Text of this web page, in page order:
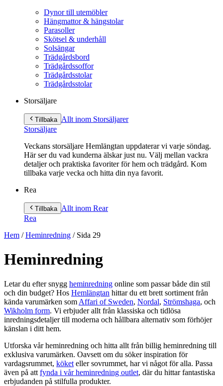
Dynor till utemöbler
Hängmattor & hängstolar
Parasoller
Skötsel & underhåll
Solsängar
Trädgårdsbord
Trädgårdssoffor
Trädgårdsstolar
Trädgårdsstolar
Storsäljare
Tillbaka Allt inom Storsäljarer
Storsäljare
Veckans storsäljare Hemlängtan uppdaterar vi varje söndag.
Här ser du vad kunderna älskar just nu. Välj mellan vackra
detaljer och praktiska favoriter för hem och trädgård. Kom
tillbaka varje vecka och hitta din nya favorit.
Rea
Tillbaka Allt inom Rear
Rea
Hem /Heminredning / Sida 29
Heminredning
Letar du efter snygg heminredning online som passar både din stil
och din budget? Hos Hemlängtan hittar du ett brett sortiment från
kända varumärken som Affari of Sweden, Nordal, Strömshaga, och
Wikholm form. Vi erbjuder allt från klassiska och tidlösa
inredningsdetaljer till moderna och hållbara alternativ som förhöjer
känslan i ditt hem.
Utforska vår heminredning och hitta allt från billig heminredning till
exklusiva varumärken. Oavsett om du söker inspiration för
vardagsrummet, köket eller sovrummet, har vi något för alla. Passa
även på att fynda i vår heminredning outlet, där du hittar fantastiska
erbjudanden på stilfulla produkter.